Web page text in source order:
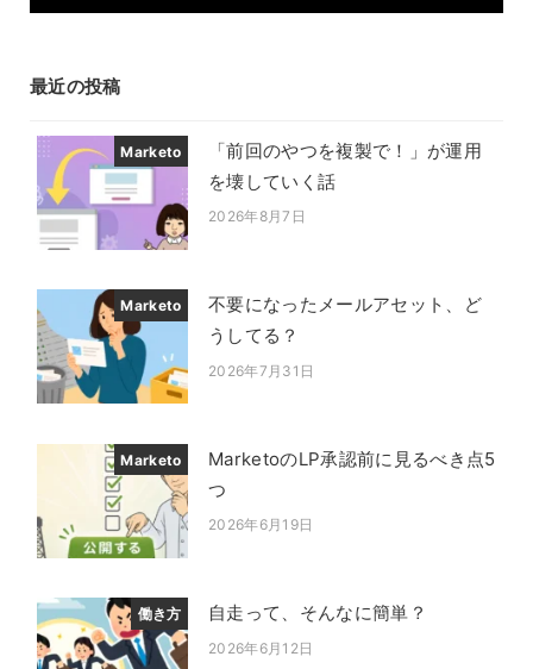
最近の投稿
Marketo
「前回のやつを複製で！」が運用
を壊していく話
投稿日
2026年8月7日
Marketo
不要になったメールアセット、ど
うしてる？
投稿日
2026年7月31日
Marketo
MarketoのLP承認前に見るべき点5
つ
投稿日
2026年6月19日
働き方 自走って、そんなに簡単？
投稿日
2026年6月12日